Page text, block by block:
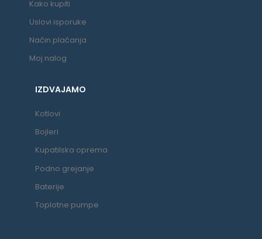
Kako kupiti
Uslovi isporuke
Način plaćanja
Moj nalog
IZDVAJAMO
Kotlovi
Bojleri
Kupatilska oprema
Podno grejanje
Baterije
Toplotne pumpe